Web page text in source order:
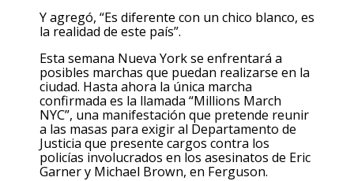
Y agregó, “Es diferente con un chico blanco, es
la realidad de este país”.
Esta semana Nueva York se enfrentará a
posibles marchas que puedan realizarse en la
ciudad. Hasta ahora la única marcha
confirmada es la llamada “Millions March
NYC”, una manifestación que pretende reunir
a las masas para exigir al Departamento de
Justicia que presente cargos contra los
policías involucrados en los asesinatos de Eric
Garner y Michael Brown, en Ferguson.